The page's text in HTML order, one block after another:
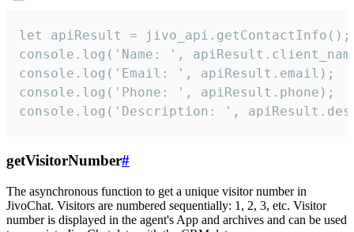
let apiResult = jivo_api.getContactInfo();
console.log('Name: ',
console.log('Email: ', apiResult.email);
console.log('Phone: ', apiResult.phone);
console.log('Description: ',
getVisitorNumber#
The asynchronous function to get a unique visitor number in
JivoChat. Visitors are numbered sequentially: 1, 2, 3, etc. Visitor
number is displayed in the agent's App and archives and can be used